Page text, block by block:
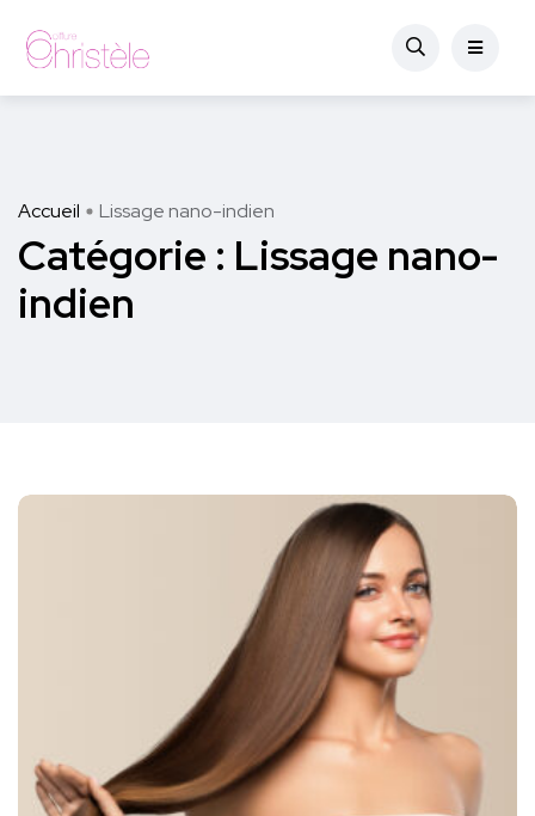
Accueil Lissage nano-indien
Catégorie : Lissage nano-
indien